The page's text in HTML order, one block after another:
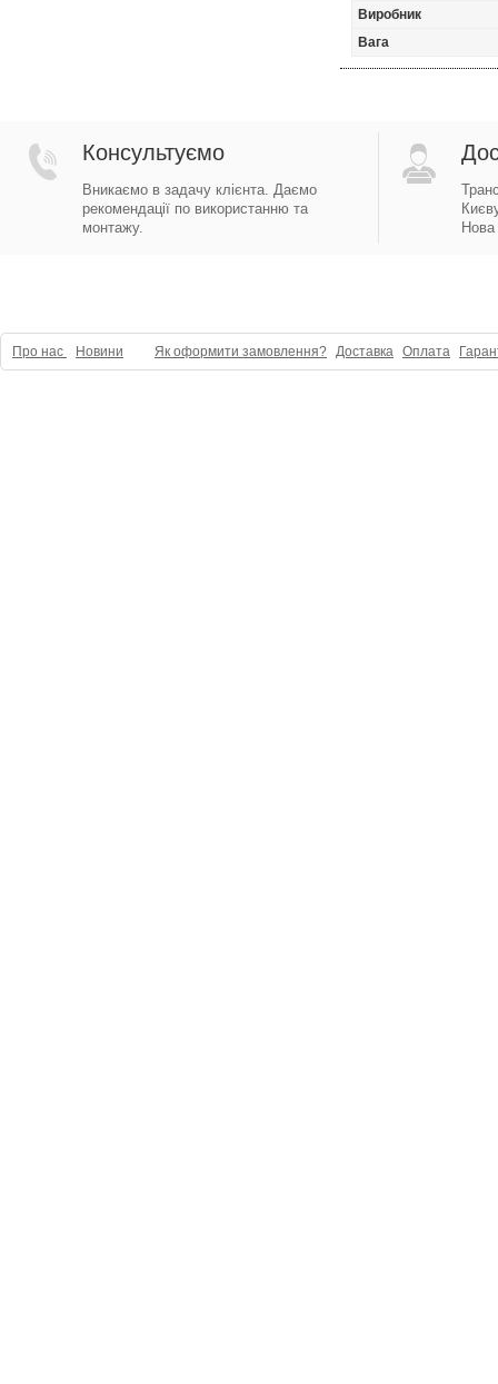
Виробник
Вага
Консультуємо
Вникаємо в задачу клієнта. Даємо
рекомендації по використанню та
монтажу.
Про нас Новини Як оформити замовлення? Доставка Оплата